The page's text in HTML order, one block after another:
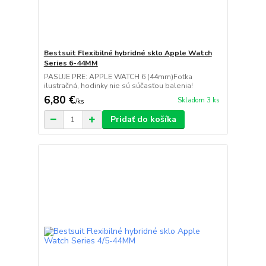
Bestsuit Flexibilné hybridné sklo Apple Watch
Series 6-44MM
PASUJE PRE: APPLE WATCH 6 (44mm)Fotka
ilustračná, hodinky nie sú súčasťou balenia!
6,80 €/ks Skladom 3 ks
Pridať do košíka